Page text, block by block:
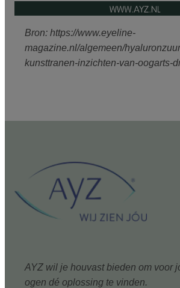
Bron: https://www.eyeline-
magazine.nl/algemeen/
kunsttranen-inzichten-van-oogarts-
AYZ wil je houvast bieden om voor
ogen dé oplossing te vinden.